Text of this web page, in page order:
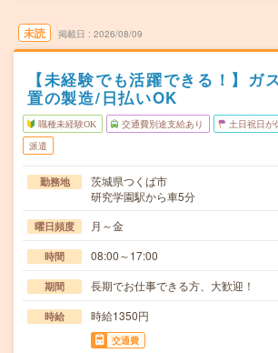
未読 掲載日 2026/08/09
【未経験でも活躍できる！】ガ
置の製造/日払いOK
職種未経験OK 交通費別途支給あり 土日祝日が
派遣
勤務地
茨城県つくば市
研究学園駅から車5分
曜日頻度 月～金
時間 08:00～17:00
期間 長期でお仕事できる方、大歓迎！
時給 時給1350円
交通費